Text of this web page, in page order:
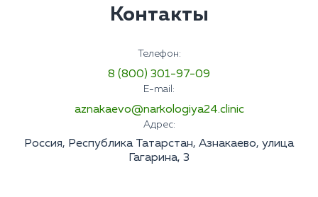
Контакты
Телефон:
8 (800) 301-97-09
E-mail:
aznakaevo@narkologiya24.clinic
Адрес:
Россия, Республика Татарстан, Азнакаево, улица
Гагарина, 3